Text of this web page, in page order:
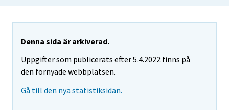
Denna sida är arkiverad.
Uppgifter som publicerats efter 5.4.2022 finns på
den förnyade webbplatsen.
Gå till den nya statistiksidan.